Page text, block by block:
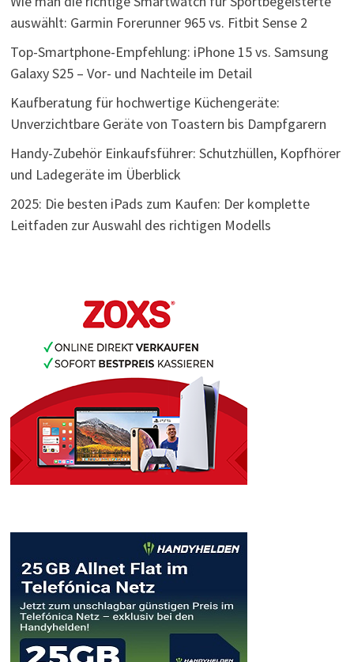
auswählt: Garmin Forerunner 965 vs. Fitbit Sense 2
Top-Smartphone-Empfehlung: iPhone 15 vs. Samsung
Galaxy S25 – Vor- und Nachteile im Detail
Kaufberatung für hochwertige Küchengeräte:
Unverzichtbare Geräte von Toastern bis Dampfgarern
Handy-Zubehör Einkaufsführer: Schutzhüllen, Kopfhörer
und Ladegeräte im Überblick
2025: Die besten iPads zum Kaufen: Der komplette
Leitfaden zur Auswahl des richtigen Modells